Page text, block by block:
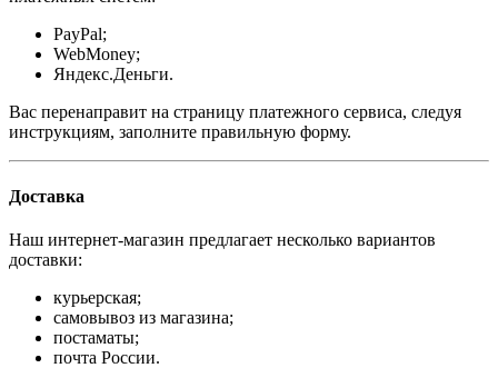
PayPal;
WebMoney;
Яндекс.Деньги.
Вас перенаправит на страницу платежного сервиса, следуя
инструкциям, заполните правильную форму.
Доставка
Наш интернет-магазин предлагает несколько вариантов
доставки:
курьерская;
самовывоз из магазина;
постаматы;
почта России.